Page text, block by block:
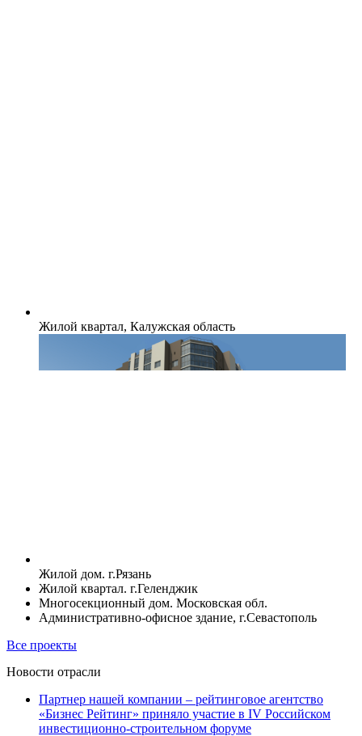
Жилой квартал, Калужская область
Жилой дом. г.Рязань
Жилой квартал. г.Геленджик
Многосекционный дом. Московская обл.
Административно-офисное здание, г.Севастополь
Все проекты
Новости отрасли
Партнер нашей компании – рейтинговое агентство
«Бизнес Рейтинг» приняло участие в IV Российском
инвестиционно-строительном форуме